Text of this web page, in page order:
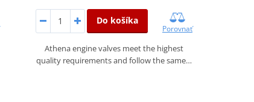
Do košíka
Porovnať
Athena engine valves meet the highest
quality requirements and follow the same…